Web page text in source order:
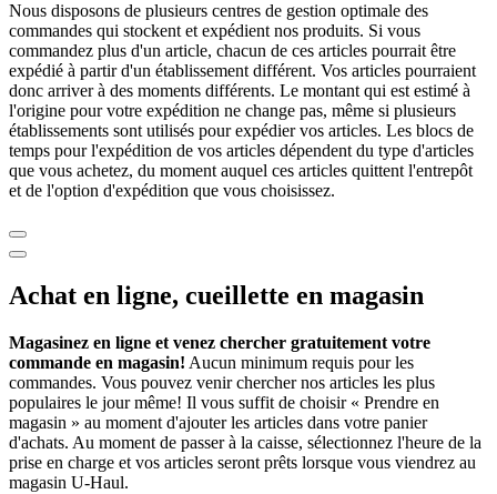
Nous disposons de plusieurs centres de gestion optimale des
commandes qui stockent et expédient nos produits. Si vous
commandez plus d'un article, chacun de ces articles pourrait être
expédié à partir d'un établissement différent. Vos articles pourraient
donc arriver à des moments différents. Le montant qui est estimé à
l'origine pour votre expédition ne change pas, même si plusieurs
établissements sont utilisés pour expédier vos articles. Les blocs de
temps pour l'expédition de vos articles dépendent du type d'articles
que vous achetez, du moment auquel ces articles quittent l'entrepôt
et de l'option d'expédition que vous choisissez.
Achat en ligne, cueillette en magasin
Magasinez en ligne et venez chercher gratuitement votre
commande en magasin! Aucun minimum requis pour les
commandes. Vous pouvez venir chercher nos articles les plus
populaires le jour même! Il vous suffit de choisir « Prendre en
magasin » au moment d'ajouter les articles dans votre panier
d'achats. Au moment de passer à la caisse, sélectionnez l'heure de la
prise en charge et vos articles seront prêts lorsque vous viendrez au
magasin U-Haul.